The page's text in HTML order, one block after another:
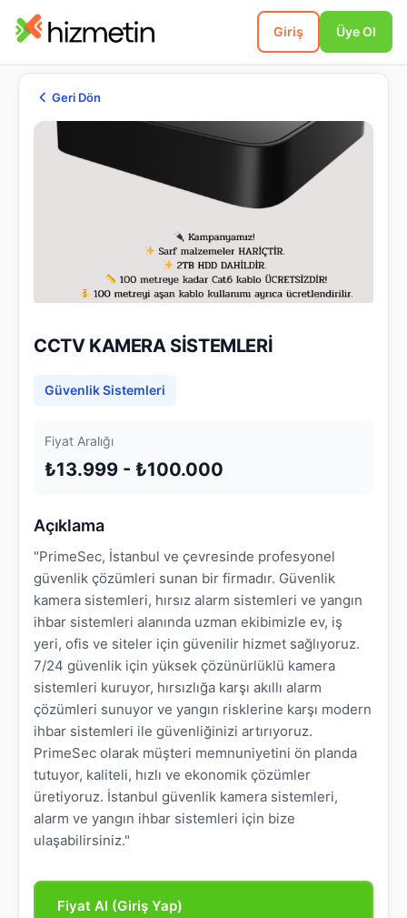
Giriş Üye Ol
Geri Dön
CCTV KAMERA SİSTEMLERİ
Güvenlik Sistemleri
Fiyat Aralığı
₺13.999 - ₺100.000
Açıklama
"PrimeSec, İstanbul ve çevresinde profesyonel
güvenlik çözümleri sunan bir firmadır. Güvenlik
kamera sistemleri, hırsız alarm sistemleri ve yangın
ihbar sistemleri alanında uzman ekibimizle ev, iş
yeri, ofis ve siteler için güvenilir hizmet sağlıyoruz.
7/24 güvenlik için yüksek çözünürlüklü kamera
sistemleri kuruyor, hırsızlığa karşı akıllı alarm
çözümleri sunuyor ve yangın risklerine karşı modern
ihbar sistemleri ile güvenliğinizi artırıyoruz.
PrimeSec olarak müşteri memnuniyetini ön planda
tutuyor, kaliteli, hızlı ve ekonomik çözümler
üretiyoruz. İstanbul güvenlik kamera sistemleri,
alarm ve yangın ihbar sistemleri için bize
ulaşabilirsiniz."
Fiyat Al (Giriş Yap)